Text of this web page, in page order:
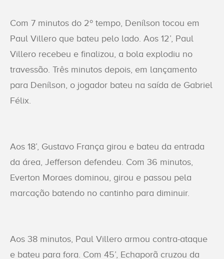
Com 7 minutos do 2º tempo, Denílson tocou em
Paul Villero que bateu pelo lado. Aos 12’, Paul
Villero recebeu e finalizou, a bola explodiu no
travessão. Três minutos depois, em lançamento
para Denílson, o jogador bateu na saída de Gabriel
Félix.
Aos 18’, Gustavo França girou e bateu da entrada
da área, Jefferson defendeu. Com 36 minutos,
Everton Moraes dominou, girou e passou pela
marcação batendo no cantinho para diminuir.
Aos 38 minutos, Paul Villero armou contra-ataque
e bateu para fora. Com 45’, Echaporã cruzou da